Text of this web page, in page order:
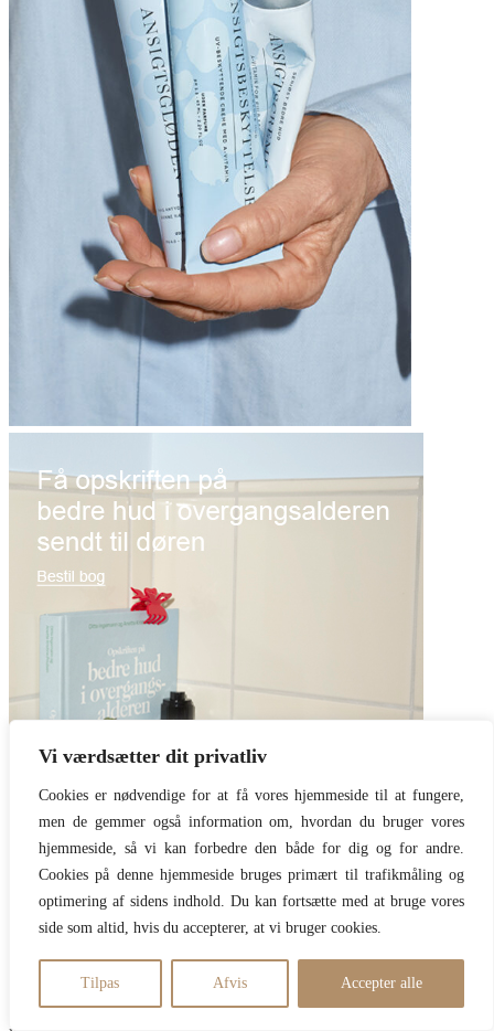
Vi værdsætter dit privatliv
Cookies er nødvendige for at få vores hjemmeside til at fungere,
men de gemmer også information om, hvordan du bruger vores
hjemmeside, så vi kan forbedre den både for dig og for andre.
Cookies på denne hjemmeside bruges primært til trafikmåling og
optimering af sidens indhold. Du kan fortsætte med at bruge vores
side som altid, hvis du accepterer, at vi bruger cookies.
Tilpas Afvis Accepter alle